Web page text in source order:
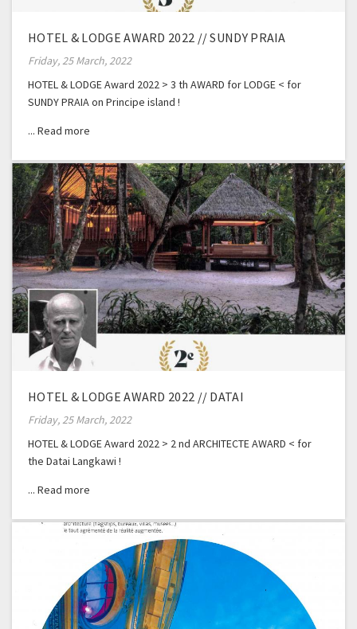
HOTEL & LODGE AWARD 2022 // SUNDY PRAIA
Friday, 25 March, 2022
HOTEL & LODGE Award 2022 > 3 th AWARD for LODGE < for
SUNDY PRAIA on Principe island !
HOTEL & LODGE AWARD 2022 // DATAI
Friday, 25 March, 2022
HOTEL & LODGE Award 2022 > 2 nd ARCHITECTE AWARD < for
the Datai Langkawi !